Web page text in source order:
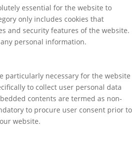
essential for the website to
only includes cookies that
and security features of the website.
personal information.
particularly necessary for the website
to collect user personal data
contents are termed as non-
to procure user consent prior to
website.